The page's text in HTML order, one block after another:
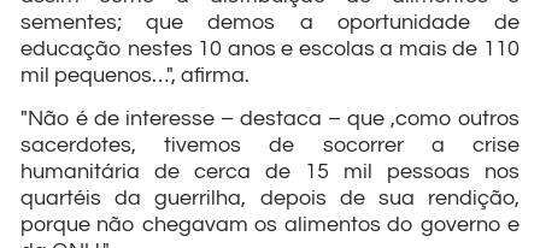
sementes; que demos a oportunidade de
educação nestes 10 anos e escolas a mais de 110
mil pequenos…", afirma.
"Não é de interesse – destaca – que ,como outros
sacerdotes, tivemos de socorrer a crise
humanitária de cerca de 15 mil pessoas nos
quartéis da guerrilha, depois de sua rendição,
porque não chegavam os alimentos do governo e